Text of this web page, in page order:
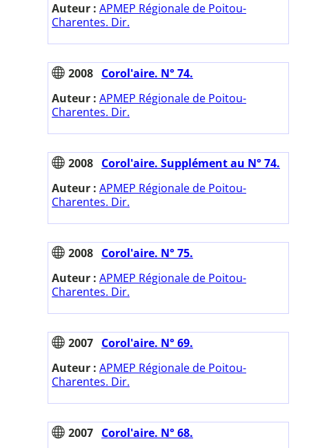
Auteur : APMEP Régionale de Poitou-
Charentes. Dir.
2008 Corol'aire. N° 74.
Auteur : APMEP Régionale de Poitou-
Charentes. Dir.
2008 Corol'aire. Supplément au N° 74.
Auteur : APMEP Régionale de Poitou-
Charentes. Dir.
2008 Corol'aire. N° 75.
Auteur : APMEP Régionale de Poitou-
Charentes. Dir.
2007 Corol'aire. N° 69.
Auteur : APMEP Régionale de Poitou-
Charentes. Dir.
2007 Corol'aire. N° 68.